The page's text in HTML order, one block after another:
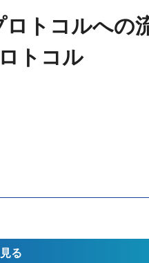
トコルへの
トコル
る